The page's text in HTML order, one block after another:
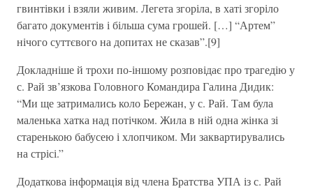
гвинтівки і взяли живим. Легета згоріла, в хаті згоріло
багато документів і більша сума грошей. […] “Артем”
нічого суттєвого на допитах не сказав”.[9]
Докладніше й трохи по-іншому розповідає про трагедію у
с. Рай зв’язкова Головного Командира Галина Дидик:
“Ми ще затримались коло Бережан, у с. Рай. Там була
маленька хатка над потічком. Жила в ній одна жінка зі
старенькою бабусею і хлопчиком. Ми заквартирувались
на стрісі.”
Додаткова інформація від члена Братства УПА із с. Рай